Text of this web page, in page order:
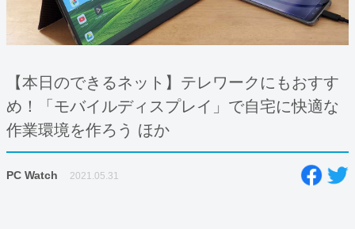
【本日のできるネット】テレワークにもおすす
め！「モバイルディスプレイ」で自宅に快適な
作業環境を作ろう ほか
PC Watch 2021.05.31